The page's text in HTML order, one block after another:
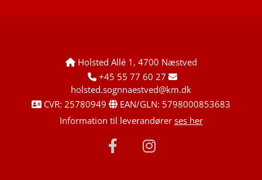
Holsted Allé 1, 4700 Næstved
+45 55 77 60 27 
holsted.sognnaestved@km.dk
 CVR: 25780949  EAN/GLN: 5798000853683
Information til leverandører ses her